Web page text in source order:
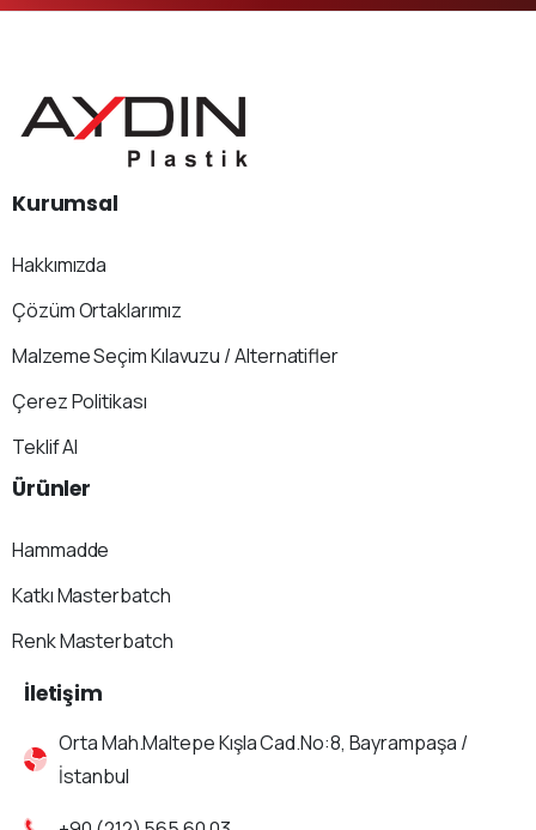
Kurumsal
Hakkımızda
Çözüm Ortaklarımız
Malzeme Seçim Kılavuzu / Alternatifler
Çerez Politikası
Teklif Al
Ürünler
Hammadde
Katkı Masterbatch
Renk Masterbatch
İletişim
Orta Mah.Maltepe Kışla Cad.No:8, Bayrampaşa /
İstanbul